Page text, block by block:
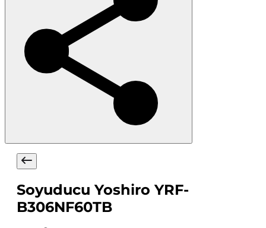
Soyuducu Yoshiro YRF-
B306NF60TB